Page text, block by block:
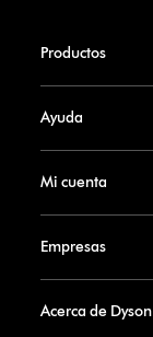
Productos
Ayuda
Mi cuenta
Empresas
Acerca de Dyson